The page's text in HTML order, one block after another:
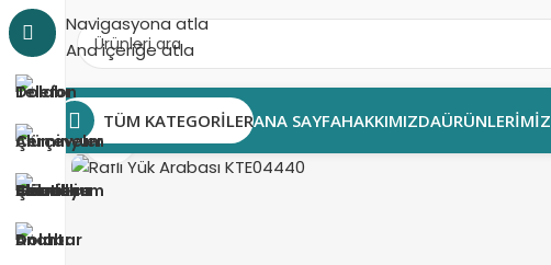
Navigasyona atla
Ana içeriğe atla
TÜM KATEGORILERANA SAYFAHAKKIMIZDAÜRÜNLERIMIZ
Büyütmek için tıklayın